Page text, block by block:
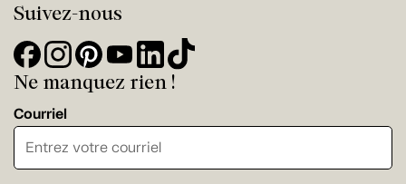
Suivez-nous
Ne manquez rien !
Courriel